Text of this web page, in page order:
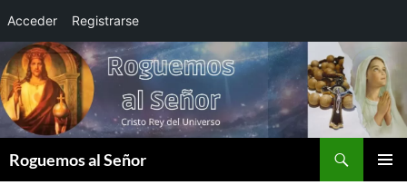
Acceder Registrarse
Saltar
al
contenido
Roguemos al Señor